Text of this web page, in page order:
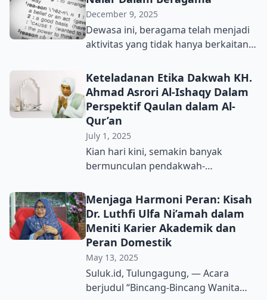
tantangan zaman sebagai
pendakwah yang bahkan tidak lagi
sesuai dengan teladan Rasulullah
SAW. Saya ingin menekankan
dalam surah Ali Imran ayat 104 dan
juga surah An-Nahl ayat 125
bahwasanya dakwah itu adalah
kegiatan […]
December 9, 2025
Dewasa ini, beragama telah menjadi
aktivitas yang tidak hanya berkaitan
dengan cara seseorang memahami,
menafsirkan, dan merespons realitas
sosial yang terus berubah. Di tengah
derasnya arus informasi, perdebatan
teologis, serta munculnya otoritas-
otoritas baru dalam ruang digital,
beragama tidak lagi cukup hanya
dengan semangat semata, namun
supaya […]
Keteladanan Etika Dakwah KH.
Ahmad Asrori Al-Ishaqy Dalam
Perspektif Qaulan dalam Al-
Qur’an
July 1, 2025
Kian hari kini, semakin banyak
bermunculan pendakwah-
metode dakwah yang mereka
gunakan, tentu telah memberikan
kesan warna baru dalam dunia
perdakwahan. Meskipun begitu, tidak
semua pendakwah yang muncul di
permukaan adalah sosok yang benar-
benar mencerminkan sosok
pendakwah yang baik. Adakalanya
Menjaga Harmoni Peran: Kisah
Dr. Luthfi Ulfa Ni’amah dalam
Meniti Karier Akademik dan
Peran Domestik
May 13, 2025
Suluk.id, Tulungagung, — Acara
berjudul “Bincang-Bincang Wanita